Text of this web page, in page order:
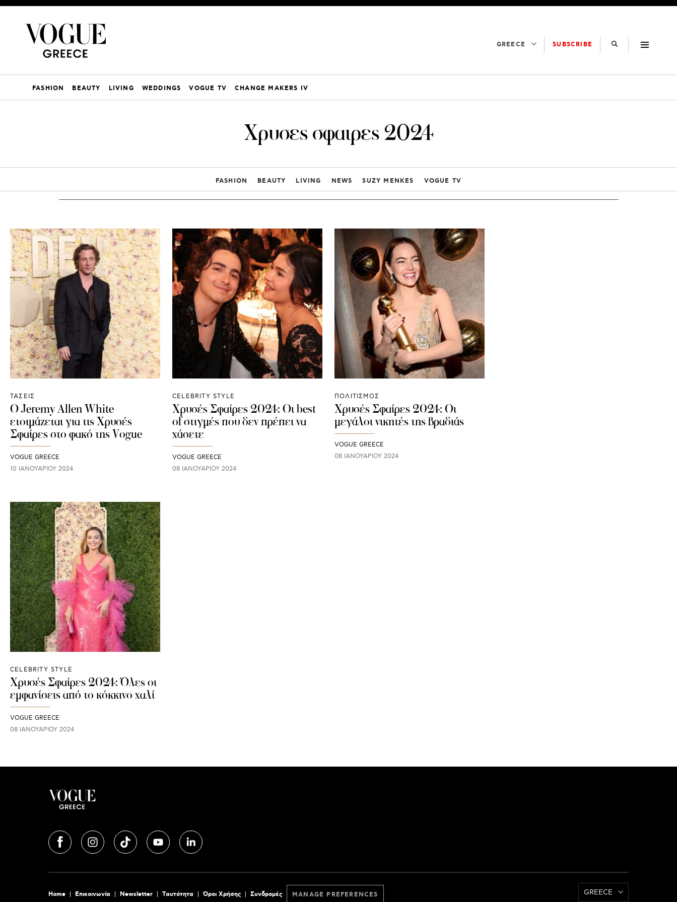
GREECE SUBSCRIBE
FASHION BEAUTY LIVING WEDDINGS VOGUE TV CHANGE MAKERS IV
Χρυσες σφαιρες 2024
FASHION BEAUTY LIVING NEWS SUZY MENKES VOGUE TV
ΤΑΣΕΙΣ
Ο Jeremy Allen White
ετοιμάζεται για τις Χρυσές
Σφαίρες στο φακό της Vogue
VOGUE GREECE
10 ΙΑΝΟΥΑΡΊΟΥ 2024
CELEBRITY STYLE
Χρυσές Σφαίρες 2024: Οι best
of στιγμές που δεν πρέπει να
χάσετε
VOGUE GREECE
08 ΙΑΝΟΥΑΡΊΟΥ 2024
ΠΟΛΙΤΙΣΜΟΣ
Χρυσές Σφαίρες 2024: Οι
μεγάλοι νικητές της βραδιάς
VOGUE GREECE
08 ΙΑΝΟΥΑΡΊΟΥ 2024
CELEBRITY STYLE
Χρυσές Σφαίρες 2024: Όλες οι
εμφανίσεις από το κόκκινο χαλί
VOGUE GREECE
08 ΙΑΝΟΥΑΡΊΟΥ 2024
Home Επικοινωνία Newsletter Tαυτότητα Όροι Χρήσης Συνδρομές MANAGE PREFERENCES GREECE